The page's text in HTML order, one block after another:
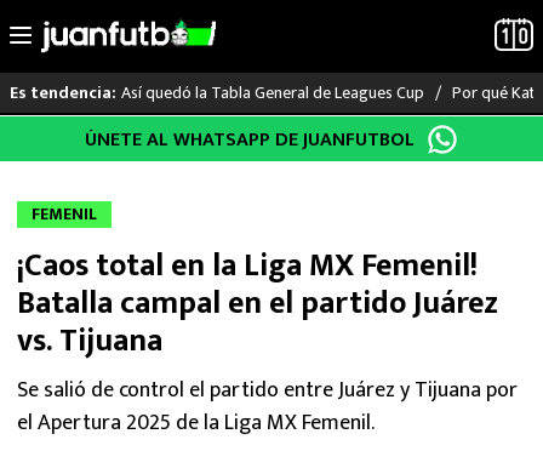
al
Es tendencia: Así quedó la Tabla General de Leagues Cup Por qué
LO ÚLTIMO
LIGA MX
RAYADOS
PUMAS
ATLANTE
ÚNETE AL WHATSAPP DE JUANFUTBOL
FEMENIL
¡Caos total en la Liga MX Femenil!
Batalla campal en el partido Juárez
vs. Tijuana
Se salió de control el partido entre Juárez y Tijuana por
el Apertura 2025 de la Liga MX Femenil.